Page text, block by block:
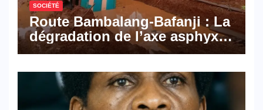
SOCIÉTÉ
Route Bambalang-Bafanji : La
dégradation de l’axe asphyxie
les activités économiques